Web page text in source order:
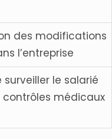
des modifications
l’entreprise
le salarié
contrôles médicaux